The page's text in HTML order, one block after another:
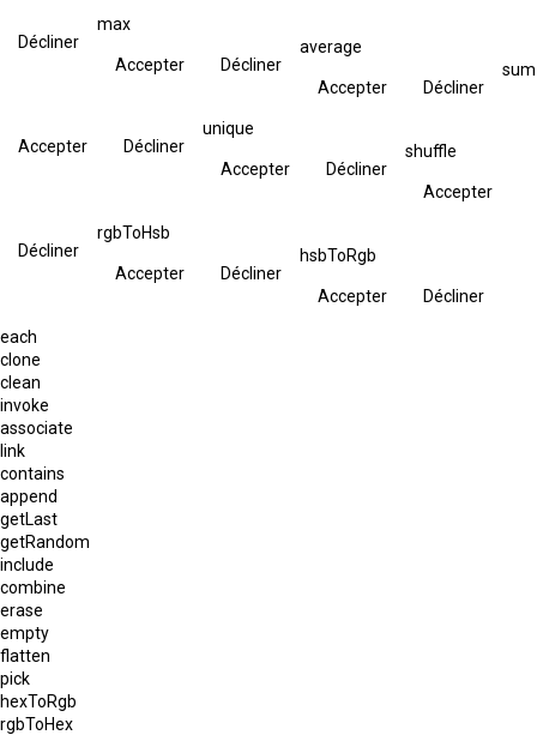
Décliner
max
Accepter Décliner
average
Accepter Décliner
sum
Accepter Décliner
unique
Accepter Décliner
shuffle
Accepter
Décliner
rgbToHsb
Accepter Décliner
hsbToRgb
Accepter Décliner
each
clone
clean
invoke
associate
link
contains
append
getLast
getRandom
include
combine
erase
empty
flatten
pick
hexToRgb
rgbToHex